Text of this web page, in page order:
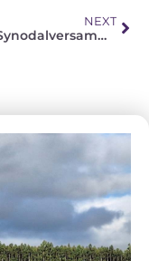
NEXT
Die 60. Synodalversammlung der FELSISA